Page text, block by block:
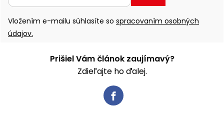
Vložením e-mailu súhlasíte so spracovaním osobných
údajov.
Prišiel Vám článok zaujímavý?
Zdieľajte ho ďalej.